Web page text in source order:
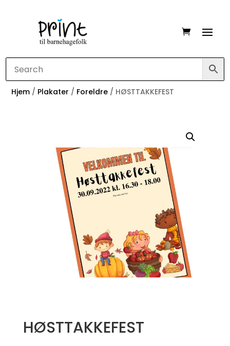
Hjem / Plakater / Foreldre / HØSTTAKKEFEST
HØSTTAKKEFEST